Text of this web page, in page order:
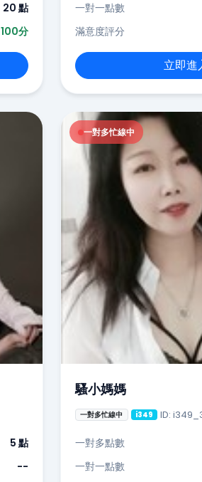
20 點
100分
一對一點數
滿意度評分
立即進
5 點
--
一對多忙線中
騷小媽媽
一對多忙線中 i349 ID:
一對多點數
一對一點數